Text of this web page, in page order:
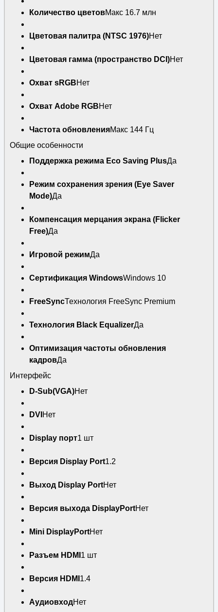
Количество цветовМакс 16.7 млн
Цветовая палитра (NTSC 1976)Нет
Цветовая гамма (пространство DCI)Нет
Охват sRGBНет
Охват Adobe RGBНет
Частота обновленияМакс 144 Гц
Общие особенности
Поддержка режима Eco Saving PlusДа
Режим сохранения зрения (Eye Saver
Mode)Да
Компенсация мерцания экрана (Flicker
Free)Да
Игровой режимДа
Сертификация WindowsWindows 10
FreeSyncТехнология FreeSync Premium
Технология Black EqualizerДа
Оптимизация частоты обновления
кадровДа
Интерфейс
D-Sub(VGA)Нет
DVI Нет
Display порт1 шт
Версия Display Port1.2
Выход Display PortНет
Версия выхода DisplayPortНет
Mini DisplayPortНет
Разъем HDMI 1 шт
Версия HDMI 1.4
АудиовходНет